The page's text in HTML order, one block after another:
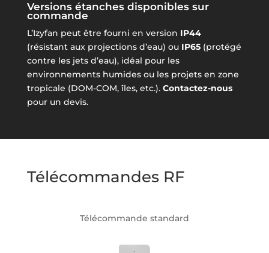
Versions étanches disponibles sur
commande
L’Izyfan peut être fourni en version IP44
(résistant aux projections d’eau) ou IP65(protégé
contre les jets d’eau), idéal pour les
environnements humides ou les projets en zone
tropicale (DOM-COM, îles, etc.). Contactez-nous
pour un devis.
Télécommandes RF
Télécommande standard